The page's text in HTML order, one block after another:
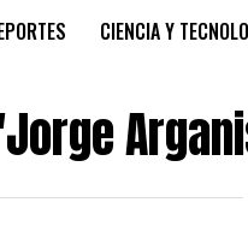
CIENCIA Y